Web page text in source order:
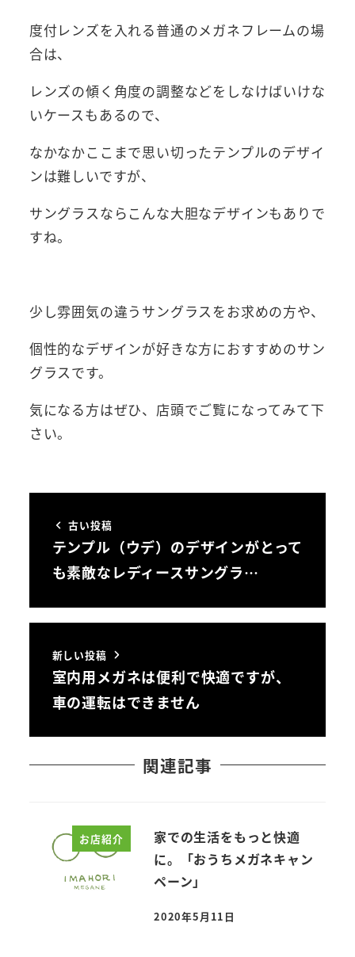
度付レンズを入れる普通のメガネフレームの場
合は、
レンズの傾く角度の調整などをしなけばいけな
いケースもあるので、
なかなかここまで思い切ったテンプルのデザイ
ンは難しいですが、
サングラスならこんな大胆なデザインもありで
すね。
少し雰囲気の違うサングラスをお求めの方や、
個性的なデザインが好きな方におすすめのサン
グラスです。
気になる方はぜひ、店頭でご覧になってみて下
さい。
古い投稿
テンプル（ウデ）のデザインがとって
も素敵なレディースサングラ…
新しい投稿
室内用メガネは便利で快適ですが、
車の運転はできません
関連記事
お店紹介
家での生活をもっと快適
に。「おうちメガネキャン
ペーン」
投稿日
2020年5月11日